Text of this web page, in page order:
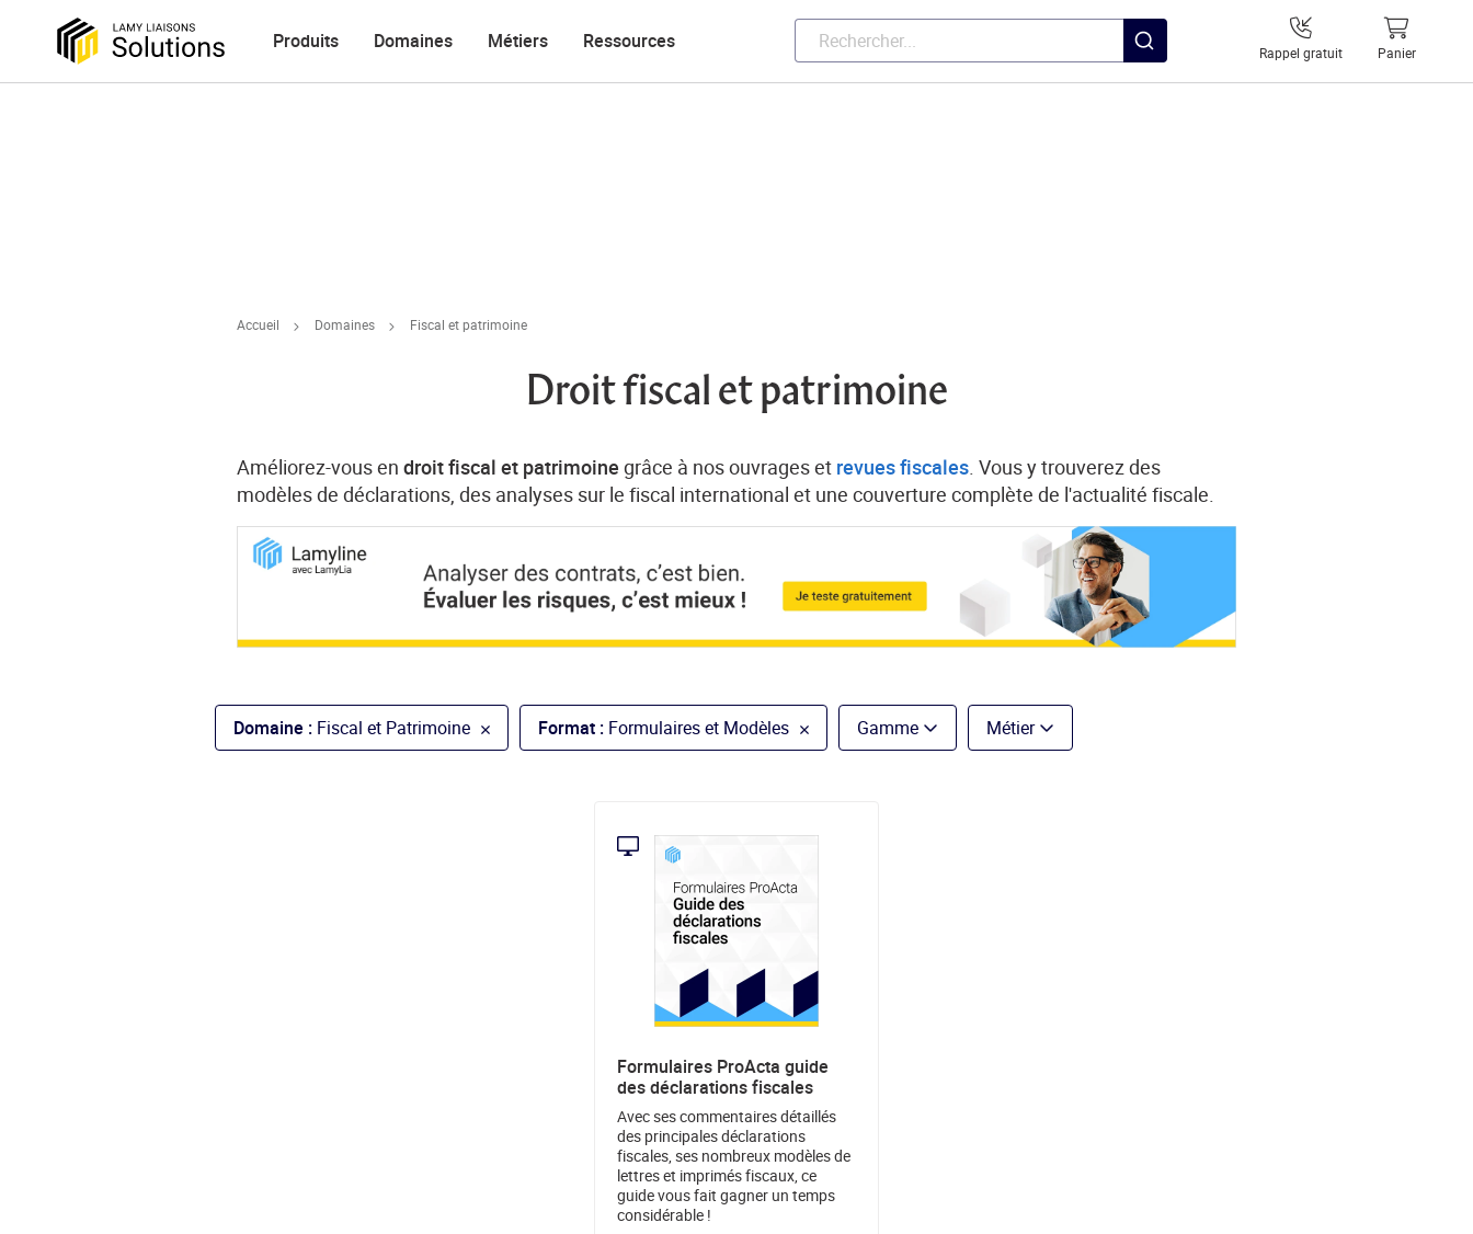
Produits Domaines Métiers Ressources Rappel gratuit Panier
Accueil Domaines Fiscal et patrimoine
Droit fiscal et patrimoine
Améliorez-vous endroit fiscal et patrimoinegrâce à nos ouvrages et revues fiscales. Vous y trouverez des
modèles de déclarations, des analyses sur le fiscal international et une couverture complète de l'actualité fiscale.
Domaine : Fiscal et Patrimoine Format : Formulaires et Modèles Gamme Métier
Formulaires ProActa guide
des déclarations fiscales
Avec ses commentaires détaillés
des principales déclarations
fiscales, ses nombreux modèles de
lettres et imprimés fiscaux, ce
guide vous fait gagner un temps
considérable !